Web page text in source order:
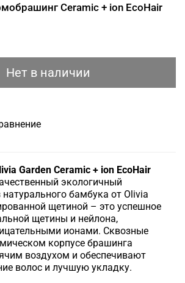
Ceramic + ion EcoHair
Нет в наличии
Garden Ceramic + ion EcoHair
экологичный
бамбука от Olivia
щетиной – это успешное
щетины и нейлона,
ионами. Сквозные
корпусе брашинга
воздухом и обеспечивают
волос и лучшую укладку.